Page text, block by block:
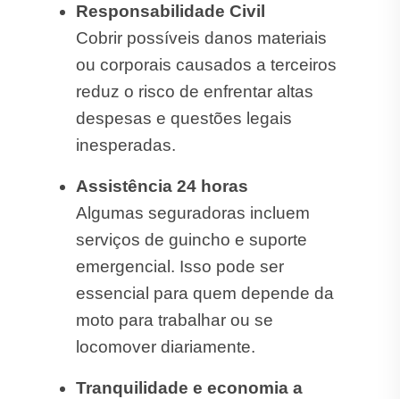
Responsabilidade Civil
Cobrir possíveis danos materiais
ou corporais causados a terceiros
reduz o risco de enfrentar altas
despesas e questões legais
inesperadas.
Assistência 24 horas
Algumas seguradoras incluem
serviços de guincho e suporte
emergencial. Isso pode ser
essencial para quem depende da
moto para trabalhar ou se
locomover diariamente.
Tranquilidade e economia a